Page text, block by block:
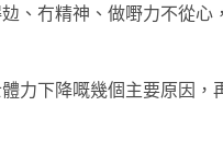
、冇精神、做嘢力不從
力下降嘅幾個主要原因